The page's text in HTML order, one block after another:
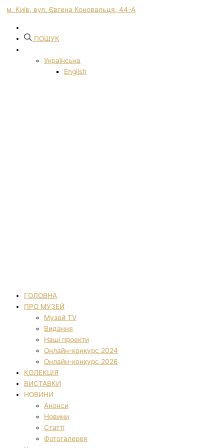
м. Київ, вул. Євгена Коновальця, 44-А
ПОШУК
Українська
English
ГОЛОВНА
ПРО МУЗЕЙ
Музей TV
Видання
Наші проекти
Онлайн-конкурс 2024
Онлайн-конкурс 2026
КОЛЕКЦІЯ
ВИСТАВКИ
НОВИНИ
Анонси
Новини
Статті
Фотогалерея